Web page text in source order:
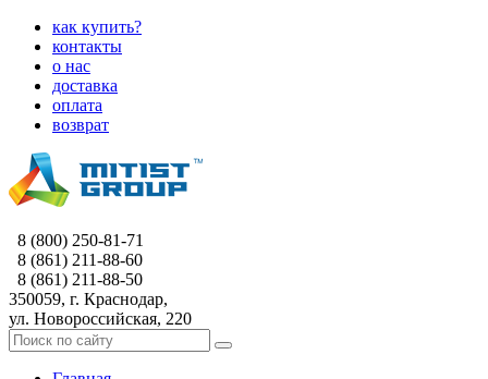
как купить?
контакты
о нас
доставка
оплата
возврат
8 (800) 250-81-71
8 (861) 211-88-60
8 (861) 211-88-50
350059, г. Краснодар,
ул. Новороссийская, 220